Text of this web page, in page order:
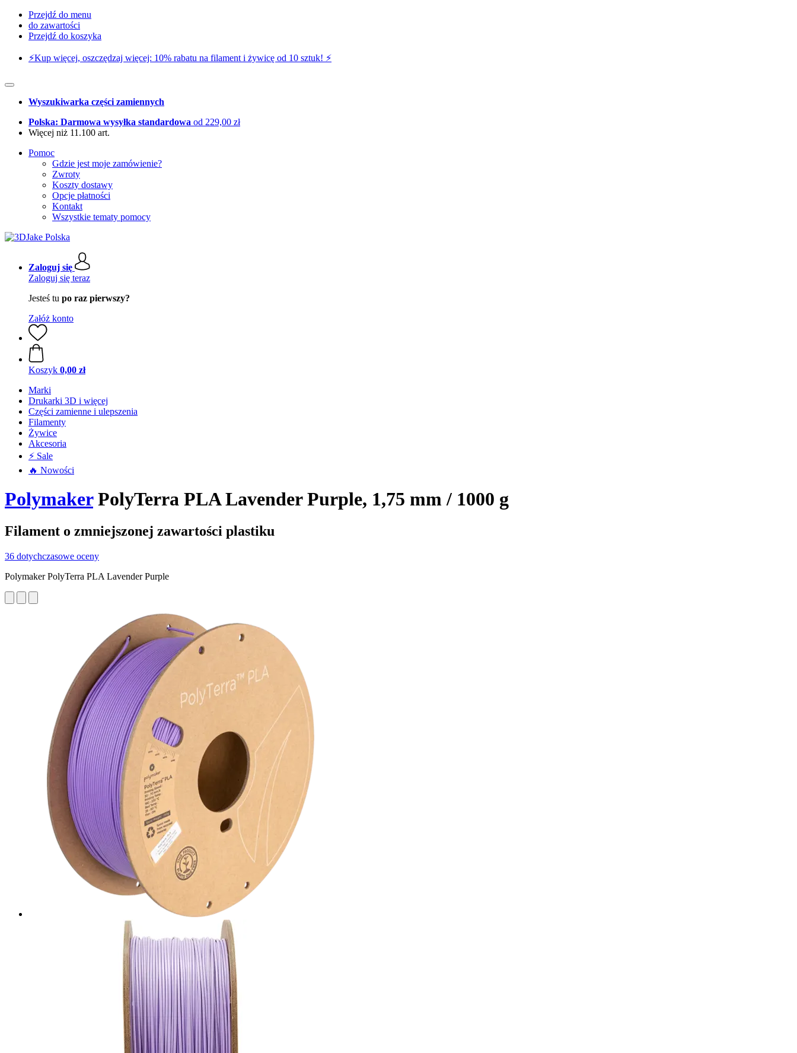
Przejdź do menu
do zawartości
Przejdź do koszyka
⚡️Kup więcej, oszczędzaj więcej: 10% rabatu na filament i żywicę od 10 sztuk! ⚡️
Wyszukiwarka części zamiennych
Polska: Darmowa wysyłka standardowa od 229,00 zł
Więcej niż 11.100 art.
Pomoc
Gdzie jest moje zamówienie?
Zwroty
Koszty dostawy
Opcje płatności
Kontakt
Wszystkie tematy pomocy
Zaloguj się
Zaloguj się teraz
Jesteś tu po raz pierwszy?
Załóż konto
Koszyk 0,00 zł
Marki
Drukarki 3D i więcej
Części zamienne i ulepszenia
Filamenty
Żywice
Akcesoria
⚡ Sale
🔥 Nowości
PolymakerPolyTerra PLA Lavender Purple, 1,75 mm / 1000 g
Filament o zmniejszonej zawartości plastiku
36 dotychczasowe oceny
Polymaker PolyTerra PLA Lavender Purple